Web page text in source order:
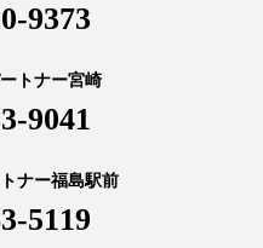
9373
トナー宮崎
9041
ナー福島駅前
5119